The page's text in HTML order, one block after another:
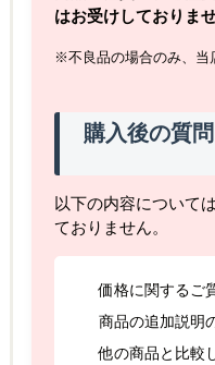
はお受けしておりませ
※不良品の場合のみ、当
購入後の質
以下の内容について
ておりません。
価格に関するご
商品の追加説明
他の商品と比較